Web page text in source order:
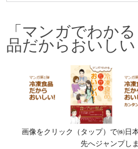
「マンガでわか
品だからおいしい
画像をクリック（タップ）で㈱日
先へジャンプしま